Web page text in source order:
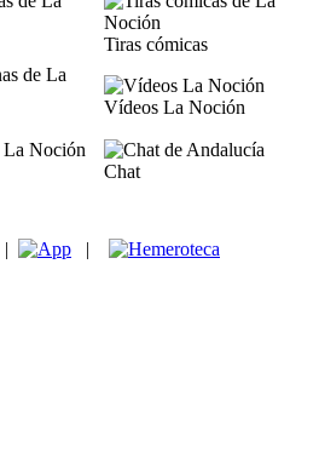
Tiras cómicas
Vídeos La Noción
Chat
| |